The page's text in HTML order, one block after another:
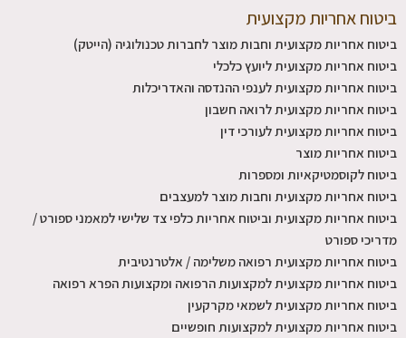
ביטוח אחריות מקצועית
ביטוח אחריות מקצועית וחבות מוצר לחברות טכנולוגיה (הייטק)
ביטוח אחריות מקצועית ליועץ כלכלי
ביטוח אחריות מקצועית לענפי ההנדסה והאדריכלות
ביטוח אחריות מקצועית לרואה חשבון
ביטוח אחריות מקצועית לעורכי דין
ביטוח אחריות מוצר
ביטוח לקוסמטיקאיות ומספרות
ביטוח אחריות מקצועית וחבות מוצר למעצבים
ביטוח אחריות מקצועית וביטוח אחריות כלפי צד שלישי למאמני ספורט /
מדריכי ספורט
ביטוח אחריות מקצועית רפואה משלימה / אלטרנטיבית
ביטוח אחריות מקצועית למקצועות הרפואה ומקצועות הפרא רפואה
ביטוח אחריות מקצועית לשמאי מקרקעין
ביטוח אחריות מקצועית למקצועות חופשיים